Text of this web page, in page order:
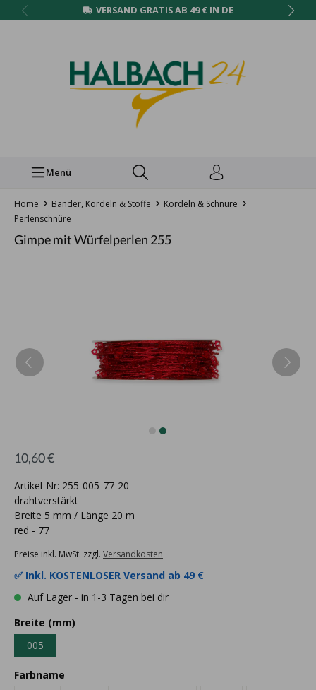
VERSAND GRATIS AB 49 € IN DE
Menü
Home Bänder, Kordeln & Stoffe
Kordeln & Schnüre
Perlenschnüre
Gimpe mit Würfelperlen 255
10,60 €
Artikel-Nr: 255-005-77-20
drahtverstärkt
Breite 5 mm / Länge 20 m
red - 77
Preise inkl. MwSt. zzgl. Versandkosten
✅ Inkl. KOSTENLOSER Versand ab 49 €
Auf Lager - in 1-3 Tagen bei dir
Breite (mm)
005
Farbname